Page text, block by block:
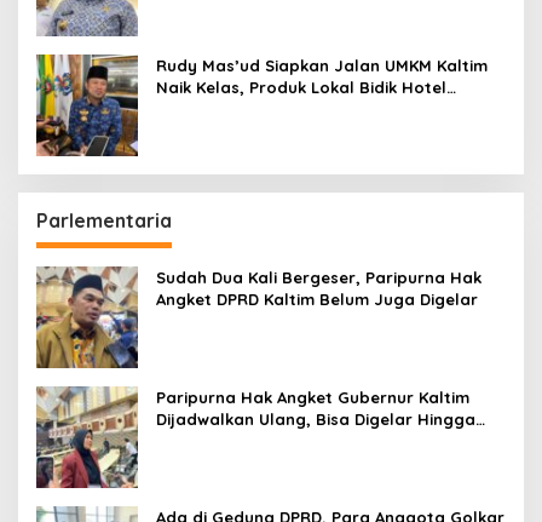
Rudy Mas’ud Siapkan Jalan UMKM Kaltim
Naik Kelas, Produk Lokal Bidik Hotel
Parlementaria
Sudah Dua Kali Bergeser, Paripurna Hak
Angket DPRD Kaltim Belum Juga Digelar
Paripurna Hak Angket Gubernur Kaltim
Dijadwalkan Ulang, Bisa Digelar Hingga
Ada di Gedung DPRD, Para Anggota Golkar